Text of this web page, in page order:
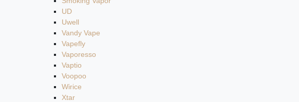
UD
Uwell
Vandy Vape
Vapefly
Vaporesso
Vaptio
Voopoo
Wirice
Xtar